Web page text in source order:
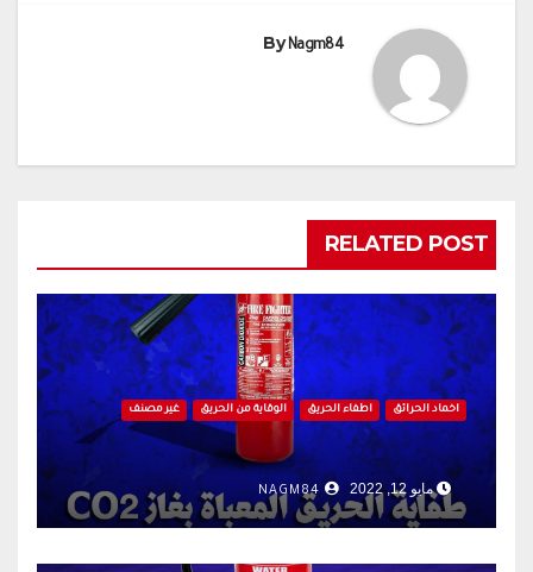
ByNagm84
RELATED POST
اخماد الحرائق اطفاء الحريق الوقاية من الحريق غير مصنف
مايو 12, 2022